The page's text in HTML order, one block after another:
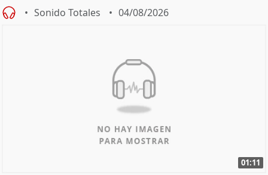
Sonido Totales 04/08/2026
01:11